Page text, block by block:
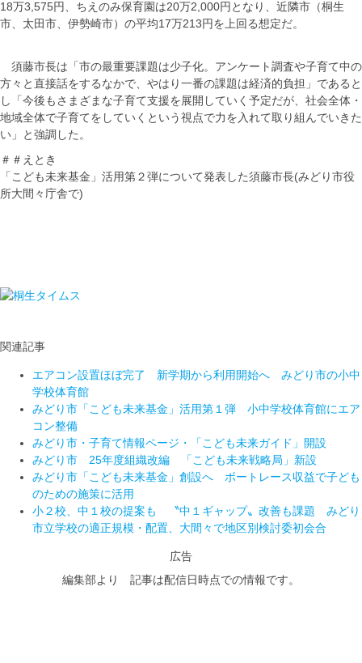
18万3,575円、ちえのみ保育園は20万2,000円となり、近隣市（桐生
市、太田市、伊勢崎市）の平均17万213円を上回る想定だ。
須藤市長は「市の最重要課題は少子化。アンケート調査や子育て中の
方々と直接話をするなかで、やはり一番の課題は経済的負担」であると
し「今後もさまざまな子育て支援を展開していく予定だが、社会全体・
地域全体で子育てをしていくという視点で力を入れて取り組んでいきた
い」と強調した。
＃＃えとき
「こども未来基金」活用第２弾について発表した須藤市長(みどり市役
所大間々庁舎で)
関連記事
エアコン設置ほぼ完了 新学期から利用開始へ みどり市の小中
学校体育館
みどり市「こども未来基金」活用第１弾 小中学校体育館にエア
コン整備
みどり市・子育て情報ページ・「こども未来ガイド」開設
みどり市 25年度組織改編 「こども未来戦略局」新設
みどり市「こども未来基金」創設へ ボートレース収益で子ども
のための施策に活用
小２校、中１校の提案も 〝中１ギャップ〟改善も課題 みどり
市立学校の適正規模・配置、大間々で地区別検討委初会合
広告
編集部より 記事は配信日時点での情報です。